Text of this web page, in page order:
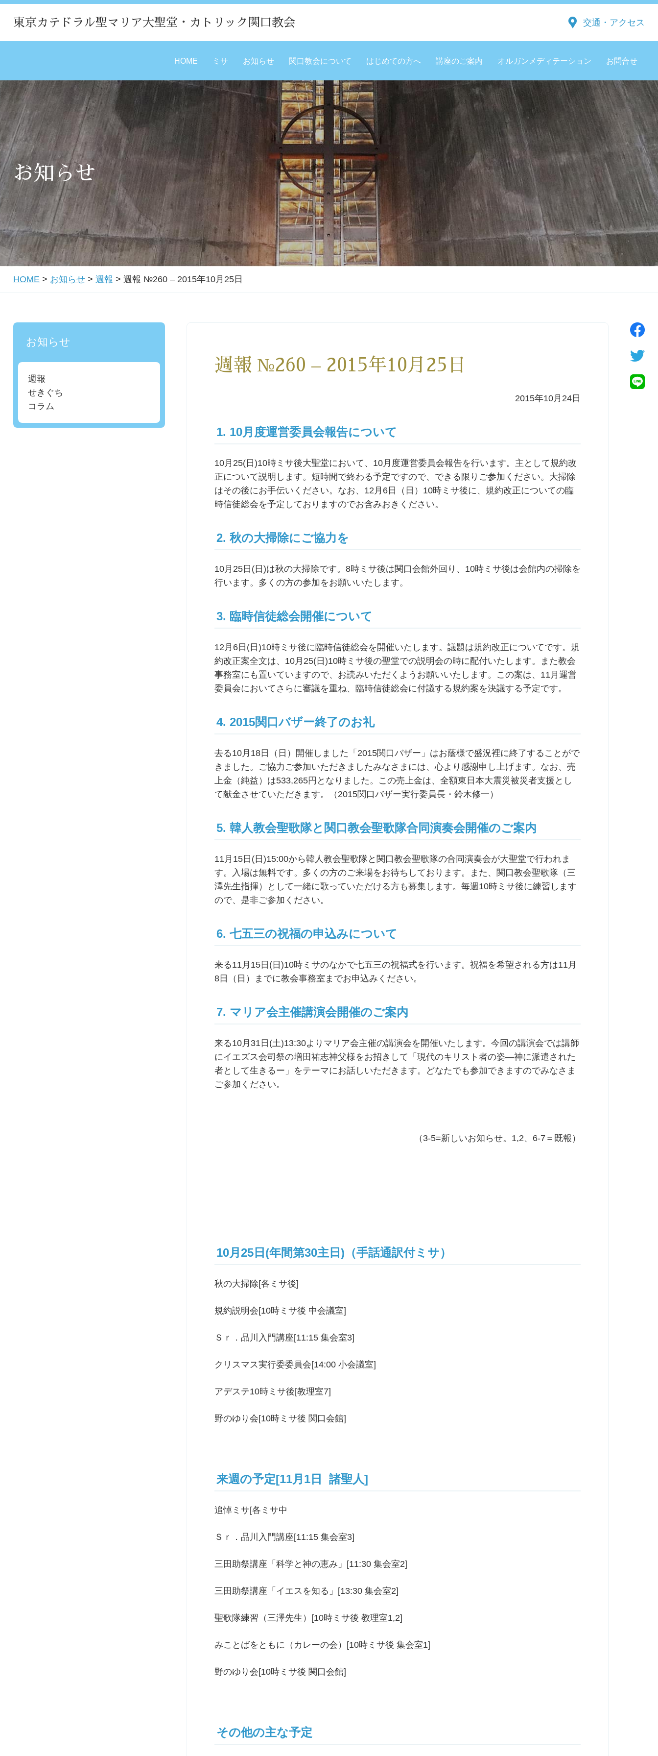
東京カテドラル聖マリア大聖堂・カトリック関口教会 交通・アクセス
HOME ミサ お知らせ 関口教会について はじめての方へ 講座のご案内 オルガンメディテーション お問合せ
お知らせ
HOME > お知らせ > 週報 > 週報 №260 – 2015年10月25日
週報 №260 – 2015年10月25日
2015年10月24日
1. 10月度運営委員会報告について
10月25(日)10時ミサ後大聖堂において、10月度運営委員会報告を行います。主として規約改
正について説明します。短時間で終わる予定ですので、できる限りご参加ください。大掃除
はその後にお手伝いください。なお、12月6日（日）10時ミサ後に、規約改正についての臨
時信徒総会を予定しておりますのでお含みおきください。
2. 秋の大掃除にご協力を
10月25日(日)は秋の大掃除です。8時ミサ後は関口会館外回り、10時ミサ後は会館内の掃除を
行います。多くの方の参加をお願いいたします。
3. 臨時信徒総会開催について
12月6日(日)10時ミサ後に臨時信徒総会を開催いたします。議題は規約改正についてです。規
約改正案全文は、10月25(日)10時ミサ後の聖堂での説明会の時に配付いたします。また教会
事務室にも置いていますので、お読みいただくようお願いいたします。この案は、11月運営
委員会においてさらに審議を重ね、臨時信徒総会に付議する規約案を決議する予定です。
4. 2015関口バザー終了のお礼
去る10月18日（日）開催しました「2015関口バザー」はお蔭様で盛況裡に終了することがで
きました。ご協力ご参加いただきましたみなさまには、心より感謝申し上げます。なお、売
上金（純益）は533,265円となりました。この売上金は、全額東日本大震災被災者支援とし
て献金させていただきます。（2015関口バザー実行委員長・鈴木修一）
5. 韓人教会聖歌隊と関口教会聖歌隊合同演奏会開催のご案内
11月15日(日)15:00から韓人教会聖歌隊と関口教会聖歌隊の合同演奏会が大聖堂で行われま
す。入場は無料です。多くの方のご来場をお待ちしております。また、関口教会聖歌隊（三
澤先生指揮）として一緒に歌っていただける方も募集します。毎週10時ミサ後に練習します
ので、是非ご参加ください。
6. 七五三の祝福の申込みについて
来る11月15日(日)10時ミサのなかで七五三の祝福式を行います。祝福を希望される方は11月
8日（日）までに教会事務室までお申込みください。
7. マリア会主催講演会開催のご案内
来る10月31日(土)13:30よりマリア会主催の講演会を開催いたします。今回の講演会では講師
にイエズス会司祭の増田祐志神父様をお招きして「現代のキリスト者の姿―神に派遣された
者として生きるー」をテーマにお話しいただきます。どなたでも参加できますのでみなさま
ご参加ください。
（3-5=新しいお知らせ。1,2、6-7＝既報）
10月25日(年間第30主日)（手話通訳付ミサ）
秋の大掃除[各ミサ後]
規約説明会[10時ミサ後 中会議室]
Ｓｒ．品川入門講座[11:15 集会室3]
クリスマス実行委委員会[14:00 小会議室]
アデステ10時ミサ後[教理室7]
野のゆり会[10時ミサ後 関口会館]
来週の予定[11月1日 諸聖人]
追悼ミサ[各ミサ中
Ｓｒ．品川入門講座[11:15 集会室3]
三田助祭講座「科学と神の恵み」[11:30 集会室2]
三田助祭講座「イエスを知る」[13:30 集会室2]
聖歌隊練習（三澤先生）[10時ミサ後 教理室1,2]
みことばをともに（カレーの会）[10時ミサ後 集会室1]
野のゆり会[10時ミサ後 関口会館]
その他の主な予定
お知らせ
週報
せきぐち
コラム